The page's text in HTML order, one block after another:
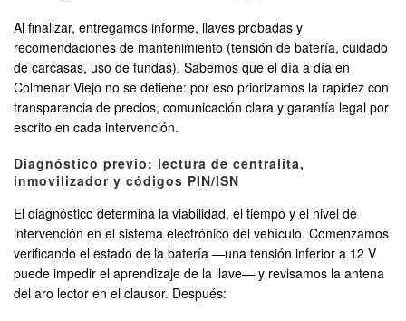
Al finalizar, entregamos informe, llaves probadas y
recomendaciones de mantenimiento (tensión de batería, cuidado
de carcasas, uso de fundas). Sabemos que el día a día en
Colmenar Viejo no se detiene: por eso priorizamos la rapidez con
transparencia de precios, comunicación clara y garantía legal por
escrito en cada intervención.
Diagnóstico previo: lectura de centralita,
inmovilizador y códigos PIN/ISN
El diagnóstico determina la viabilidad, el tiempo y el nivel de
intervención en el sistema electrónico del vehículo. Comenzamos
verificando el estado de la batería —una tensión inferior a 12 V
puede impedir el aprendizaje de la llave— y revisamos la antena
del aro lector en el clausor. Después: